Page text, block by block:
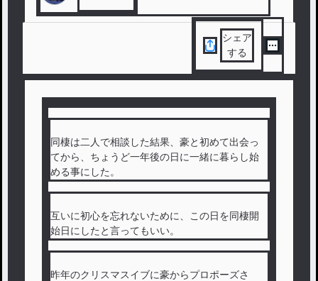
シェア
する
同棲は二人で相談した結果、豪と初めて出会っ
てから、ちょうど一年後の日に一緒に暮らし始
める事にした。
互いに初心を忘れないために、この日を同棲開
始日にしたと言ってもいい。
昨年のクリスマスイブに豪からプロポーズさ